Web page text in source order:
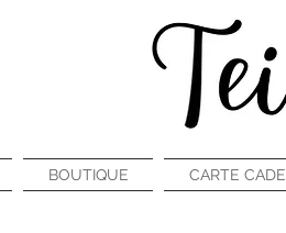
BOUTIQUE CARTE